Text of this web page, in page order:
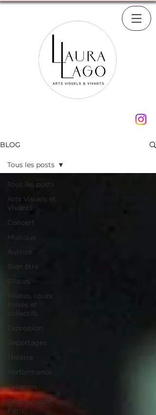
BLOG
Tous les posts
Arts Visuels et
Vivants
Concert
Musique
Autrice
Bien être
Pilates
Pilates, cours
Privés et
collectifs
Exposition
Reportages
Théâtre
Performance
Création
Photographe
Paris
Tous les posts